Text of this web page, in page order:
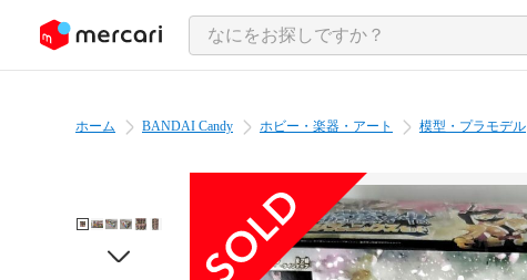
ツにスキップ
ホーム BANDAI Candy ホビー・楽器・アート 模型・プラモデル